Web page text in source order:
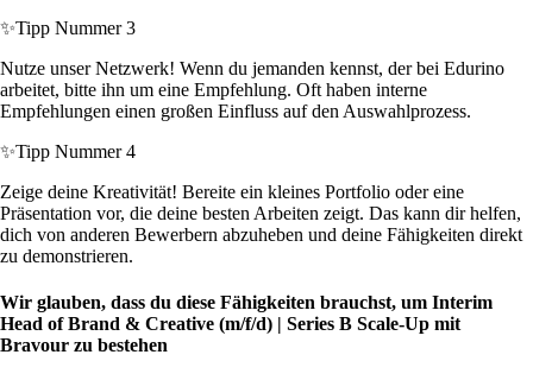
✨Tipp Nummer 3
Nutze unser Netzwerk! Wenn du jemanden kennst, der bei Edurino
arbeitet, bitte ihn um eine Empfehlung. Oft haben interne
Empfehlungen einen großen Einfluss auf den Auswahlprozess.
✨Tipp Nummer 4
Zeige deine Kreativität! Bereite ein kleines Portfolio oder eine
Präsentation vor, die deine besten Arbeiten zeigt. Das kann dir helfen,
dich von anderen Bewerbern abzuheben und deine Fähigkeiten direkt
zu demonstrieren.
Wir glauben, dass du diese Fähigkeiten brauchst, um Interim
Head of Brand & Creative (m/f/d) | Series B Scale-Up mit
Bravour zu bestehen